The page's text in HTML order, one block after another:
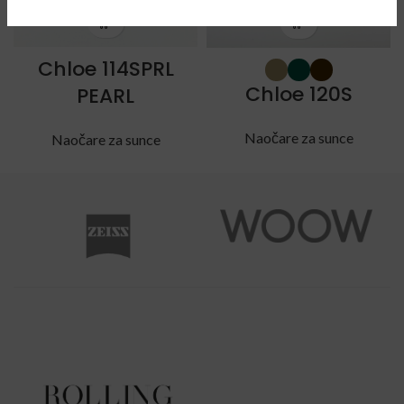
Chloe 114SPRL
PEARL
Naočare za sunce
Chloe 120S
Naočare za sunce